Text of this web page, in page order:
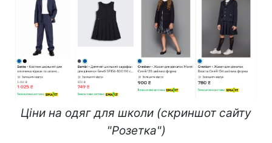
Ціни на одяг для школи (скриншот сайту
"Розетка")